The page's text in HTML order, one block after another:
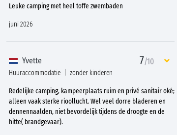
Leuke camping met heel toffe zwembaden
juni 2026
Yvette 7/10
Huuraccommodatie zonder kinderen
Redelijke camping, kampeerplaats ruim en privé sanitair oké;
alleen vaak sterke rioollucht. Wel veel dorre bladeren en
dennennaalden, niet bevordelijk tijdens de droogte en de
hitte( brandgevaar).